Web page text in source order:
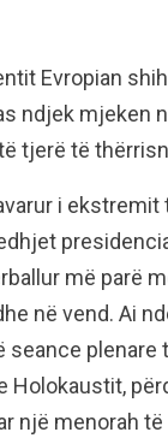
Evropian
ndjek mjeken
tjerë të
i ekstremit
më parë
në vend. Ai
seance plenare
Holokaustit,
një menorah